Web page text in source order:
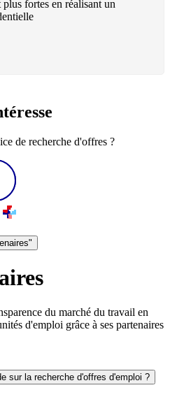
fortes en réalisant un
de recherche d'offres ?
du marché du travail en
d'emploi grâce à ses partenaires
sur la recherche d'offres d'emploi ?